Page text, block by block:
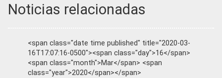
Noticias relacionadas
<span class="date time published" title="2020-03-
16T17:07:16-0500"><span class="day">16</span>
<span class="month">Mar</span> <span
class="year">2020</span></span>